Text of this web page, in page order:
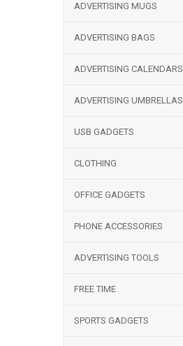
ADVERTISING MUGS
ADVERTISING BAGS
ADVERTISING CALENDARS
ADVERTISING UMBRELLAS
USB GADGETS
CLOTHING
OFFICE GADGETS
PHONE ACCESSORIES
ADVERTISING TOOLS
FREE TIME
SPORTS GADGETS